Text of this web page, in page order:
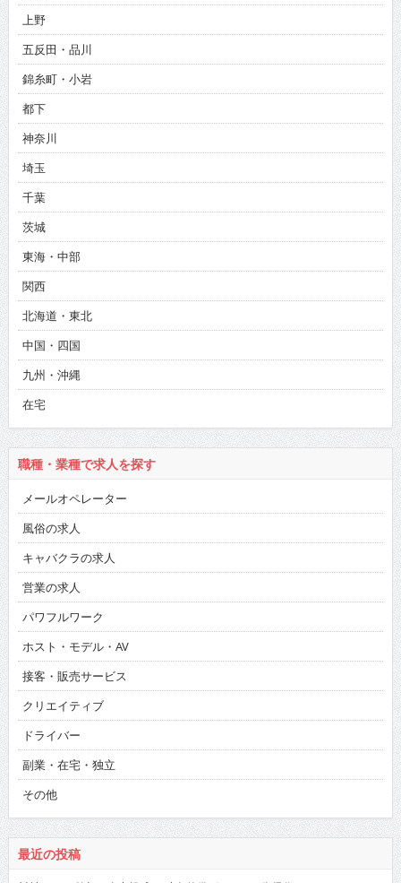
上野
五反田・品川
錦糸町・小岩
都下
神奈川
埼玉
千葉
茨城
東海・中部
関西
北海道・東北
中国・四国
九州・沖縄
在宅
職種・業種で求人を探す
メールオペレーター
風俗の求人
キャバクラの求人
営業の求人
パワフルワーク
ホスト・モデル・AV
接客・販売サービス
クリエイティブ
ドライバー
副業・在宅・独立
その他
最近の投稿